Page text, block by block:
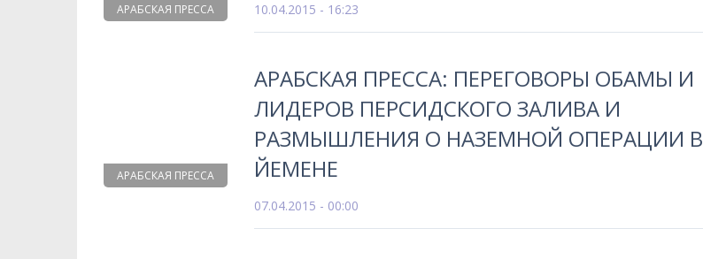
АРАБСКАЯ ПРЕССА 10.04.2015 - 16:23
АРАБСКАЯ ПРЕССА
АРАБСКАЯ ПРЕССА: ПЕРЕГОВОРЫ ОБАМЫ И
ЛИДЕРОВ ПЕРСИДСКОГО ЗАЛИВА И
РАЗМЫШЛЕНИЯ О НАЗЕМНОЙ ОПЕРАЦИИ В
ЙЕМЕНЕ
07.04.2015 - 00:00